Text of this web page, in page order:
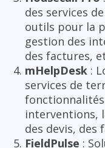
des services
outils pour la
gestion des
des factures,
mHelpDesk :
services de
interventions,
des devis, des
FieldPulse :